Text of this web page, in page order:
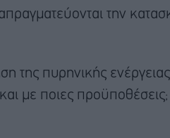
την
της πυρηνικής
με ποιες